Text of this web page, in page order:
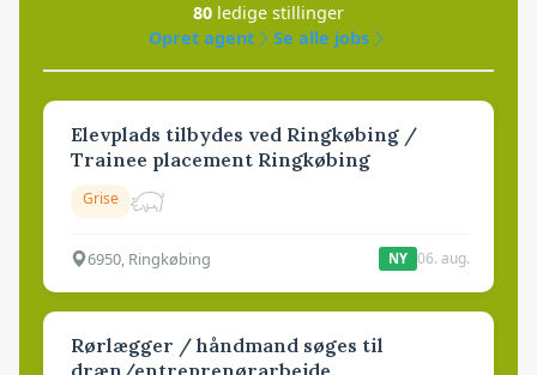
80 ledige stillinger
Opret agent
Se alle jobs
Elevplads tilbydes ved Ringkøbing /
Trainee placement Ringkøbing
Grise
6950, Ringkøbing NY 06. aug.
Rørlægger / håndmand søges til